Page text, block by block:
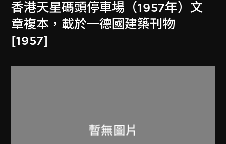
香港天星碼頭停車場（1957年）文
章複本，載於一德國建築刊物
[1957]